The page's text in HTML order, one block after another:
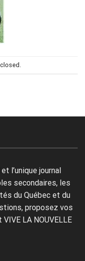
l’unique journal
secondaires, les
du Québec et du
proposez vos
LA NOUVELLE